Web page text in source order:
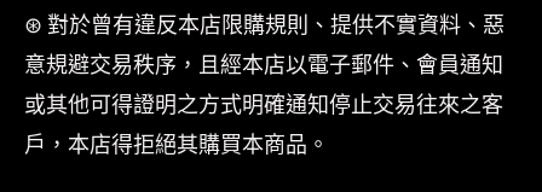
⊛ 對於曾有違反本店限購規則、提供不實資料、惡
意規避交易秩序，且經本店以電子郵件、會員通知
或其他可得證明之方式明確通知停止交易往來之客
戶，本店得拒絕其購買本商品。